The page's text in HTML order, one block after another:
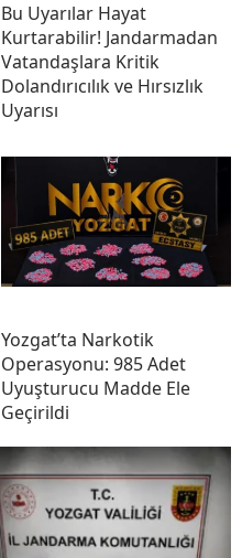
Bu Uyarılar Hayat
Kurtarabilir! Jandarmadan
Vatandaşlara Kritik
Dolandırıcılık ve Hırsızlık
Uyarısı
Yozgat’ta Narkotik
Operasyonu: 985 Adet
Uyuşturucu Madde Ele
Geçirildi